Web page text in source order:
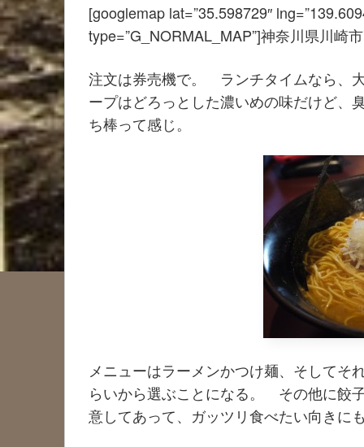
[googlemap lat=”35.598729″
type=”G_NORMAL_MAP”]神奈川県川崎
注文は券売機で。 ランチタイムなら、
ープはどろっとした濃いめの味だけど
ち棒って感じ。
メニューはラーメンかつけ麺、そしてそ
らいから選ぶことになる。 その他に餃
意してあって、ガッツリ食べたい向きに